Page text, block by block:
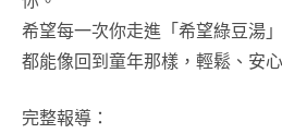
希望每一次你走進「希望綠豆湯」
都能像回到童年那樣，輕鬆、安
完整報導：